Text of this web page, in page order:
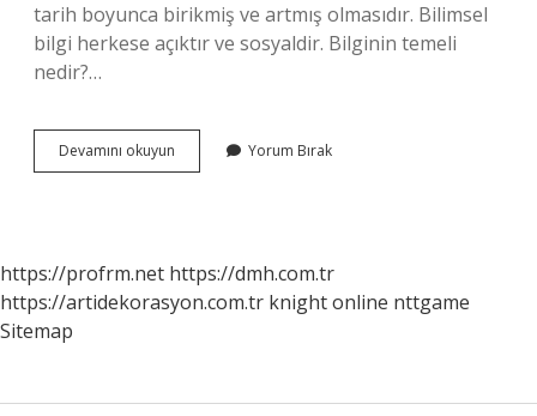
tarih boyunca birikmiş ve artmış olmasıdır. Bilimsel
bilgi herkese açıktır ve sosyaldir. Bilginin temeli
nedir?…
Devamını okuyun
Işlevi
Yorum Bırak
https://profrm.net https://dmh.com.tr
https://artidekorasyon.com.tr knight online nttgame
Sitemap